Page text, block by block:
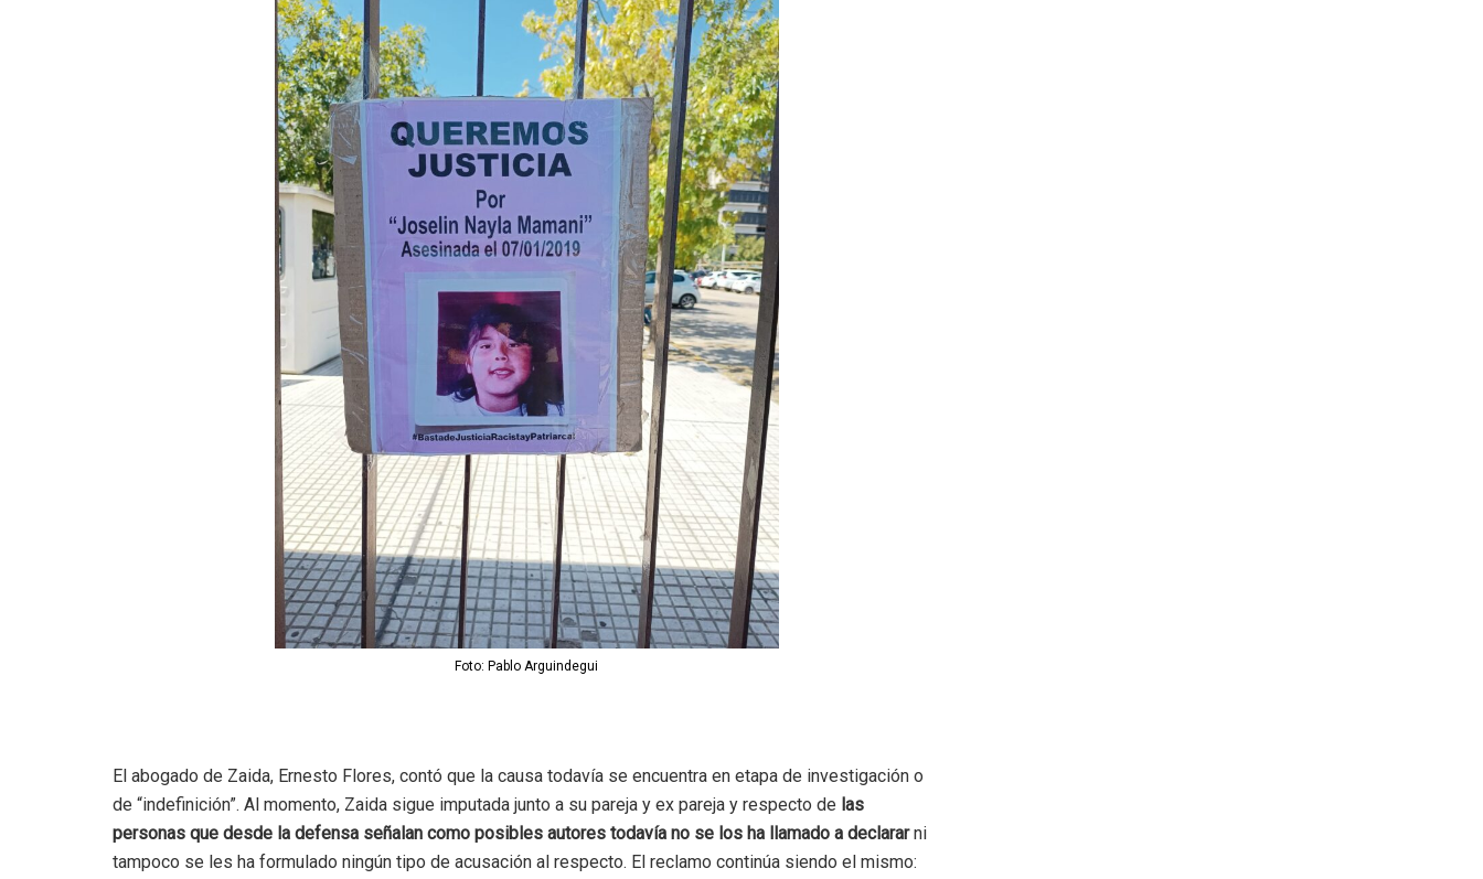
Foto: Pablo Arguindegui
El abogado de Zaida, Ernesto Flores, contó que la causa todavía se encuentra en etapa de investigación o
de “indefinición”. Al momento, Zaida sigue imputada junto a su pareja y ex pareja y respecto de las
personas que desde la defensa señalan como posibles autores todavía no se los ha llamado a declararni
tampoco se les ha formulado ningún tipo de acusación al respecto. El reclamo continúa siendo el mismo: